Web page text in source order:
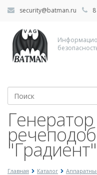
security@batman.ru
"Градиент"
Главная Каталог